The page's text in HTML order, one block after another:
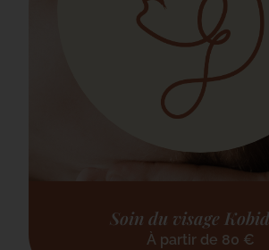
Soin du visage
À partir de 80 €